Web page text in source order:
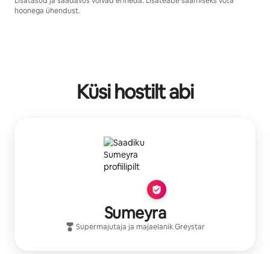
hoonega ühendust.
Küsi hostilt abi
Sumeyra
Supermajutaja ja majaelanikGreystar